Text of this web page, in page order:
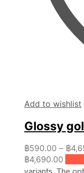
Add to wishlist
Glossy
฿590.00 – ฿
฿4,690.00
variants. The